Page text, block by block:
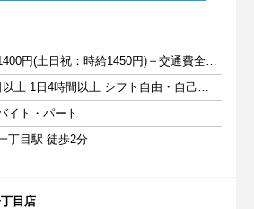
時給1400円(土日祝：時給1450円)＋交通費全額支給
週2日以上 1日4時間以上 シフト自由・自己申告
イト・パート
丁目駅 徒歩2分
目店